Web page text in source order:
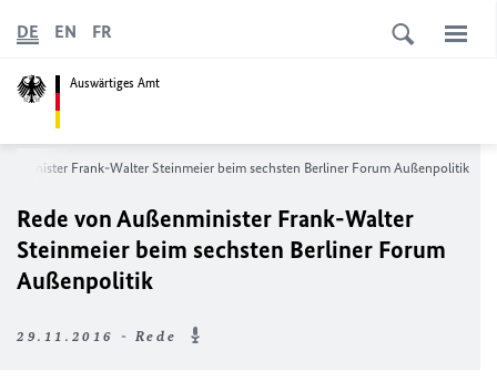
Auswärtiges Amt
DE EN FR
Frank-Walter Steinmeier beim sechsten Berliner Forum Außenpolitik
Rede von Außenminister Frank-Walter
Steinmeier beim sechsten Berliner Forum
Außenpolitik
29.11.2016 - Rede